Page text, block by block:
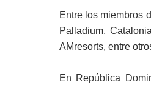
Entre los miembros
Palladium,
AMresorts, entre
En República